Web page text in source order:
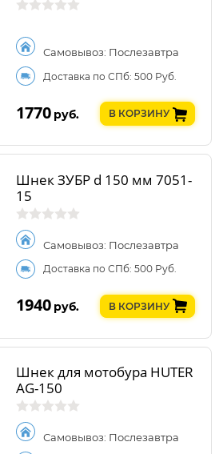
Самовывоз: Послезавтра
Доставка по СПб: 500 Руб.
1770 руб. В КОРЗИНУ
Шнек ЗУБР d 150 мм 7051-
15
Самовывоз: Послезавтра
Доставка по СПб: 500 Руб.
1940 руб. В КОРЗИНУ
Шнек для мотобура HUTER
AG-150
Самовывоз: Послезавтра